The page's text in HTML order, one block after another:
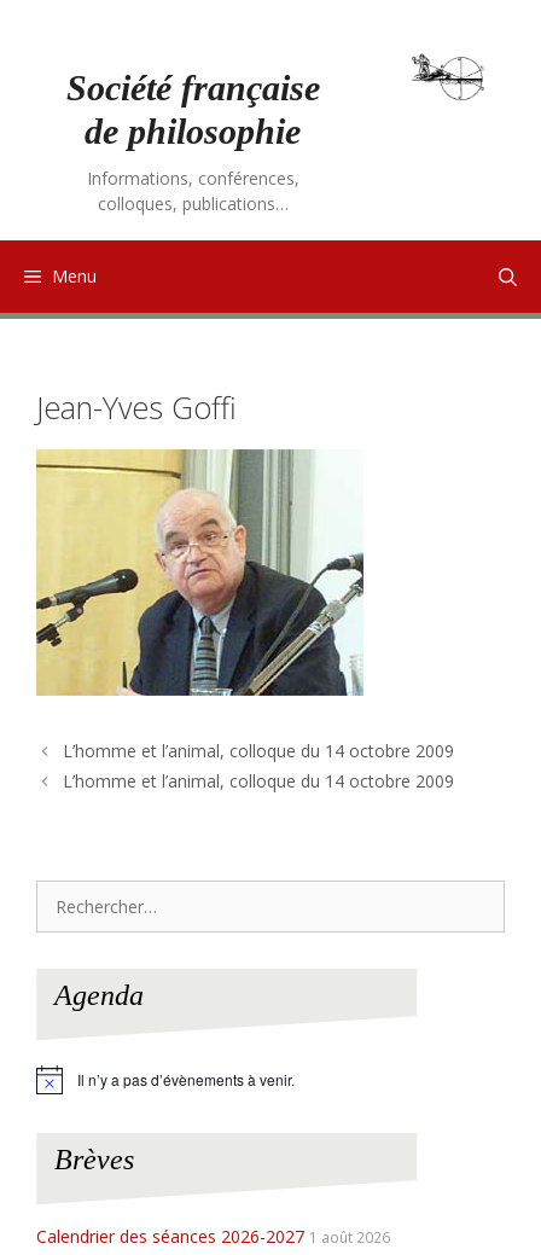
Société française
de philosophie
Informations, conférences,
colloques, publications…
Menu
Jean-Yves Goffi
L’homme et l’animal, colloque du 14 octobre 2009
L’homme et l’animal, colloque du 14 octobre 2009
Agenda
N
Il n’y a pas d’évènements à venir.
Brèves
Calendrier des séances 2026-2027 1 août 2026